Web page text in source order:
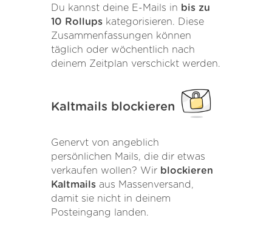
Du kannst deine E-Mails in bis zu
10 Rollups kategorisieren. Diese
Zusammenfassungen können
täglich oder wöchentlich nach
deinem Zeitplan verschickt werden.
Kaltmails blockieren
Genervt von angeblich
persönlichen Mails, die dir etwas
verkaufen wollen? Wir blockieren
Kaltmails aus Massenversand,
damit sie nicht in deinem
Posteingang landen.